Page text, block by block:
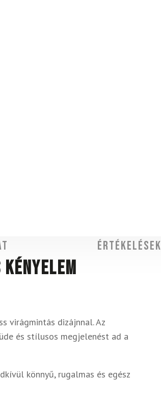
Értékelések
kényelem
virágmintás dizájnnal. Az
és stílusos megjelenést ad a
könnyű, rugalmas és egész